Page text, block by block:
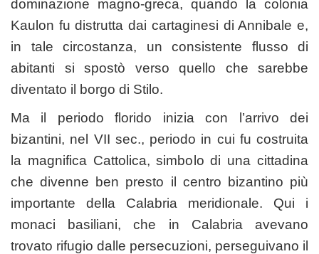
dominazione magno-greca, quando la colonia
Kaulon fu distrutta dai cartaginesi di Annibale e,
in tale circostanza, un consistente flusso di
abitanti si spostò verso quello che sarebbe
diventato il borgo di Stilo.
Ma il periodo florido inizia con l’arrivo dei
bizantini, nel VII sec., periodo in cui fu costruita
la magnifica Cattolica, simbolo di una cittadina
che divenne ben presto il centro bizantino più
importante della Calabria meridionale. Qui i
monaci basiliani, che in Calabria avevano
trovato rifugio dalle persecuzioni, perseguivano il